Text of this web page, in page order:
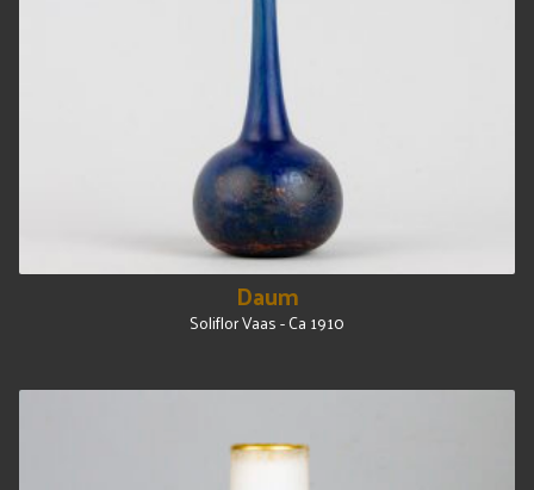
Daum
Soliflor Vaas - Ca 1910